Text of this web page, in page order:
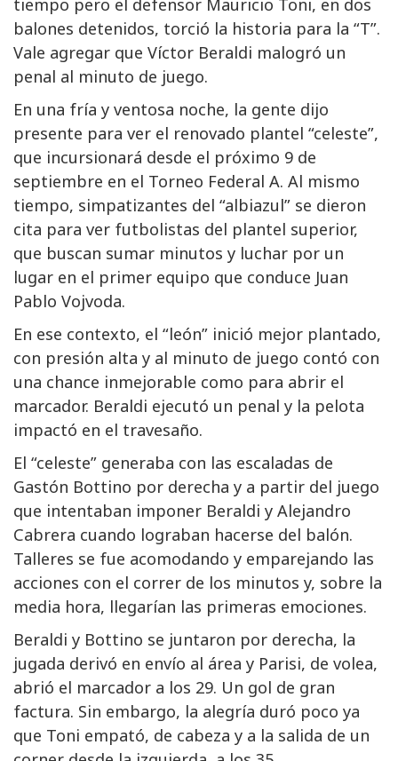
balones detenidos, torció la historia para la “T”.
Vale agregar que Víctor Beraldi malogró un
penal al minuto de juego.
En una fría y ventosa noche, la gente dijo
presente para ver el renovado plantel “celeste”,
que incursionará desde el próximo 9 de
septiembre en el Torneo Federal A. Al mismo
tiempo, simpatizantes del “albiazul” se dieron
cita para ver futbolistas del plantel superior,
que buscan sumar minutos y luchar por un
lugar en el primer equipo que conduce Juan
Pablo Vojvoda.
En ese contexto, el “león” inició mejor plantado,
con presión alta y al minuto de juego contó con
una chance inmejorable como para abrir el
marcador. Beraldi ejecutó un penal y la pelota
impactó en el travesaño.
El “celeste” generaba con las escaladas de
Gastón Bottino por derecha y a partir del juego
que intentaban imponer Beraldi y Alejandro
Cabrera cuando lograban hacerse del balón.
Talleres se fue acomodando y emparejando las
acciones con el correr de los minutos y, sobre la
media hora, llegarían las primeras emociones.
Beraldi y Bottino se juntaron por derecha, la
jugada derivó en envío al área y Parisi, de volea,
abrió el marcador a los 29. Un gol de gran
factura. Sin embargo, la alegría duró poco ya
que Toni empató, de cabeza y a la salida de un